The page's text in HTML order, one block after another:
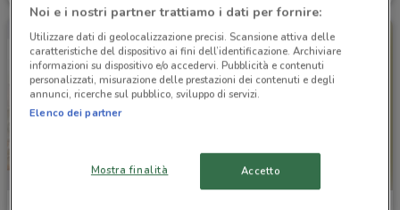
Noi e i nostri partner trattiamo i dati per fornire:
Utilizzare dati di geolocalizzazione precisi. Scansione attiva delle
caratteristiche del dispositivo ai fini dell’identificazione. Archiviare
informazioni su dispositivo e/o accedervi. Pubblicità e contenuti
personalizzati, misurazione delle prestazioni dei contenuti e degli
annunci, ricerche sul pubblico, sviluppo di servizi.
Elenco dei partner
Mostra finalità Accetto